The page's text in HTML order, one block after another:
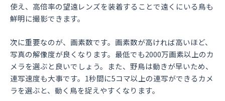
使え、高倍率の望遠レンズを装着することで遠くにいる鳥も
鮮明に撮影できます。
次に重要なのが、画素数です。画素数が高ければ高いほど、
写真の解像度が良くなります。最低でも2000万画素以上のカ
メラを選ぶと良いでしょう。また、野鳥は動きが早いため、
連写速度も大事です。1秒間に5コマ以上の連写ができるカメ
ラを選ぶと、動く鳥を捉えやすくなります。